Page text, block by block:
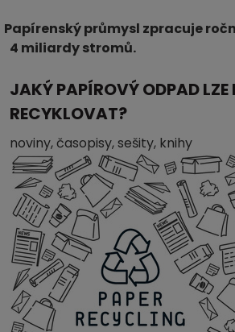
Papírenský průmysl zpracuje
4 miliardy stromů.
JAKÝ PAPÍROVÝ ODPAD LZE
RECYKLOVAT?
noviny, časopisy, sešity, knihy